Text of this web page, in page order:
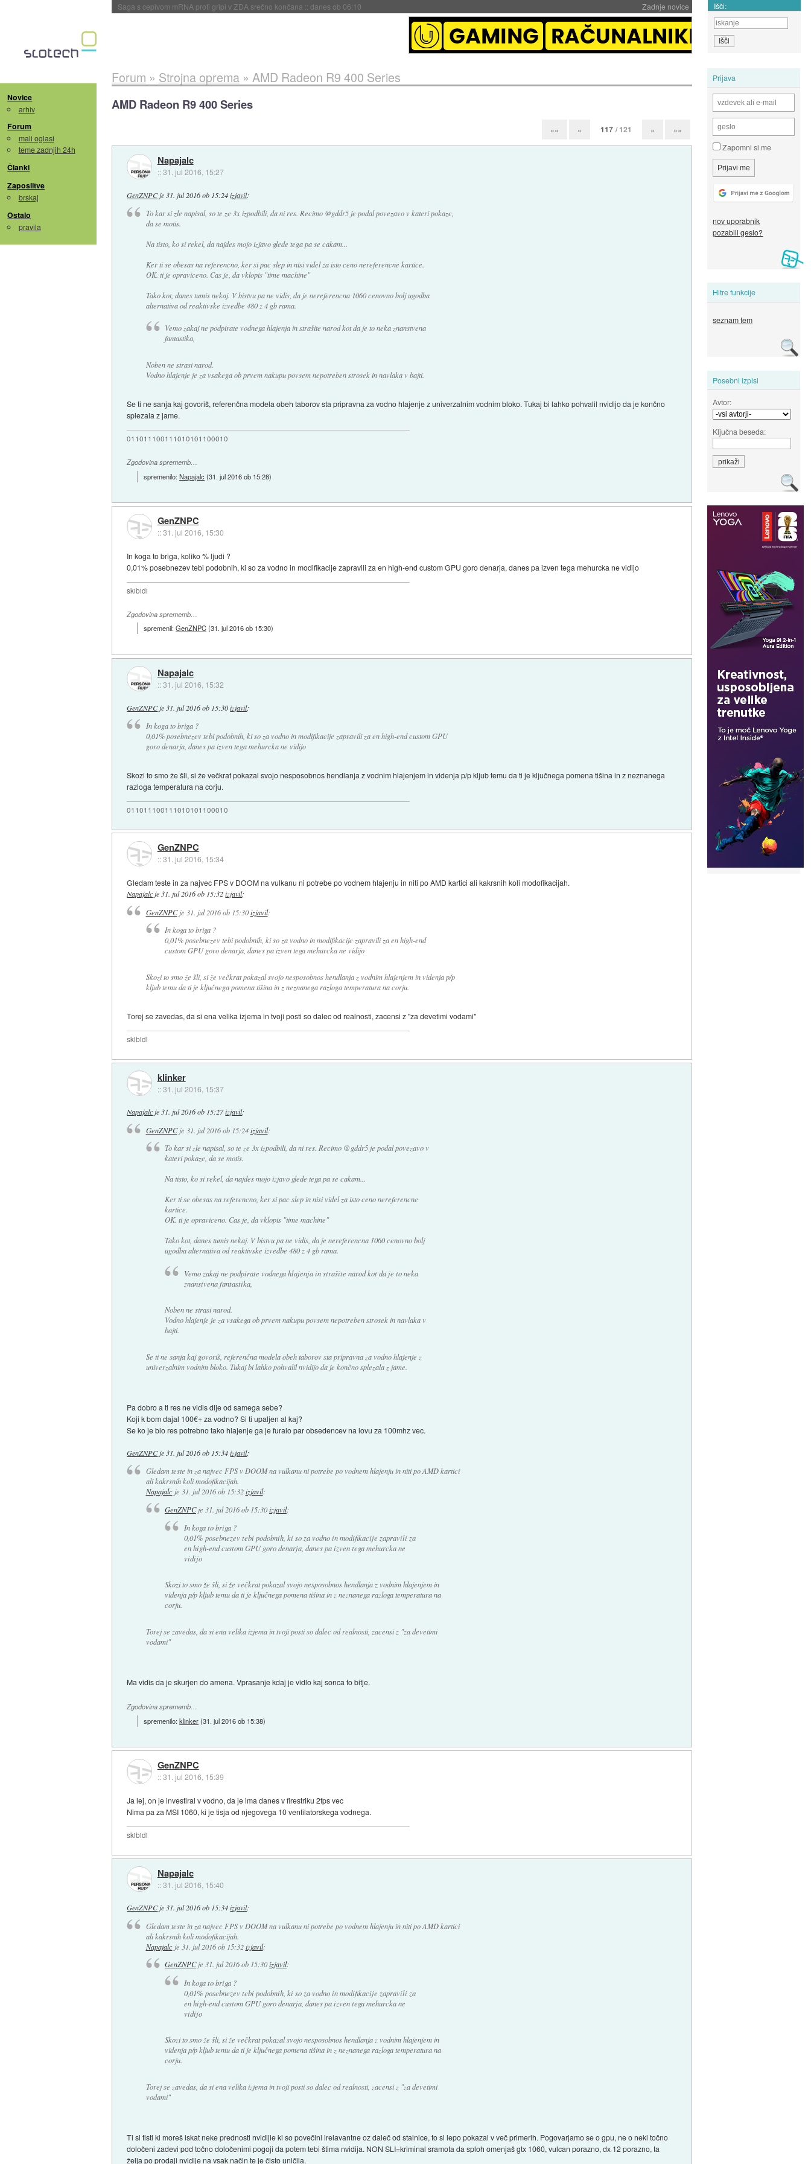
Zadnje novice
BMW v vozilih začel predvajati reklame::danes ob 06:09 Išči:
Novice
arhiv
Forum
mali oglasi
teme zadnjih 24h
Članki
Zaposlitve
brskaj
Ostalo
pravila
Prijava
Zapomni si me
nov uporabnik
pozabili geslo?
Hitre funkcije
seznam tem
Posebni izpisi
Avtor:
Ključna beseda:
Forum » Strojna oprema» AMD Radeon R9 400 Series
AMD Radeon R9 400 Series
«« « 117 / 121 » »»
Napajalc
::31. jul 2016, 15:27
GenZNPCje 31. jul 2016 ob 15:24 izjavil:
To kar si zle napisal, so te ze 3x izpodbili, da ni res. Recimo @gddr5 je podal povezavo v kateri pokaze,
da se motis.
Na tisto, ko si rekel, da najdes mojo izjavo glede tega pa se cakam...
Ker ti se obesas na referencno, ker si pac slep in nisi videl za isto ceno nereferencne kartice.
OK. ti je opraviceno. Cas je, da vklopis "time machine"
Tako kot, danes tumis nekaj. V bistvu pa ne vidis, da je nereferencna 1060 cenovno bolj ugodba
alternativa od reaktivske izvedbe 480 z 4 gb rama.
Vemo zakaj ne podpirate vodnega hlajenja in strašite narod kot da je to neka znanstvena
fantastika,
Noben ne strasi narod.
Vodno hlajenje je za vsakega ob prvem nakupu povsem nepotreben strosek in navlaka v bajti.
Se ti ne sanja kaj govoriš, referenčna modela obeh taborov sta pripravna za vodno hlajenje z univerzalnim vodnim bloko. Tukaj bi lahko pohvalil nvidijo da je končno
splezala z jame.
011011100111010101100010
Zgodovina sprememb…
spremenilo:Napajalc (31. jul 2016 ob 15:28)
GenZNPC
::31. jul 2016, 15:30
In koga to briga, koliko % ljudi ?
0,01% posebnezev tebi podobnih, ki so za vodno in modifikacije zapravili za en high-end custom GPU goro denarja, danes pa izven tega mehurcka ne vidijo
skibidi
Zgodovina sprememb…
spremenil:GenZNPC(31. jul 2016 ob 15:30)
Napajalc
::31. jul 2016, 15:32
GenZNPCje 31. jul 2016 ob 15:30 izjavil:
In koga to briga ?
0,01% posebnezev tebi podobnih, ki so za vodno in modifikacije zapravili za en high-end custom GPU
goro denarja, danes pa izven tega mehurcka ne vidijo
Skozi to smo že šli, si že večkrat pokazal svojo nesposobnos hendlanja z vodnim hlajenjem in videnja p/p kljub temu da ti je ključnega pomena tišina in z neznanega
razloga temperatura na corju.
011011100111010101100010
GenZNPC
::31. jul 2016, 15:34
Gledam teste in za najvec FPS v DOOM na vulkanu ni potrebe po vodnem hlajenju in niti po AMD kartici ali kakrsnih koli modofikacijah.
Napajalc je 31. jul 2016 ob 15:32 izjavil:
GenZNPCje 31. jul 2016 ob 15:30 izjavil:
In koga to briga ?
0,01% posebnezev tebi podobnih, ki so za vodno in modifikacije zapravili za en high-end
custom GPU goro denarja, danes pa izven tega mehurcka ne vidijo
Skozi to smo že šli, si že večkrat pokazal svojo nesposobnos hendlanja z vodnim hlajenjem in videnja p/p
kljub temu da ti je ključnega pomena tišina in z neznanega razloga temperatura na corju.
Torej se zavedas, da si ena velika izjema in tvoji posti so dalec od realnosti, zacensi z "za devetimi vodami"
skibidi
klinker
::31. jul 2016, 15:37
Napajalcje31. jul 2016 ob 15:27izjavil:
GenZNPCje 31. jul 2016 ob 15:24 izjavil:
To kar si zle napisal, so te ze 3x izpodbili, da ni res. Recimo @gddr5 je podal povezavo v
kateri pokaze, da se motis.
Na tisto, ko si rekel, da najdes mojo izjavo glede tega pa se cakam...
Ker ti se obesas na referencno, ker si pac slep in nisi videl za isto ceno nereferencne
kartice.
OK. ti je opraviceno. Cas je, da vklopis "time machine"
Tako kot, danes tumis nekaj. V bistvu pa ne vidis, da je nereferencna 1060 cenovno bolj
ugodba alternativa od reaktivske izvedbe 480 z 4 gb rama.
Vemo zakaj ne podpirate vodnega hlajenja in strašite narod kot da je to neka
znanstvena fantastika,
Noben ne strasi narod.
Vodno hlajenje je za vsakega ob prvem nakupu povsem nepotreben strosek in navlaka v
bajti.
Se ti ne sanja kaj govoriš, referenčna modela obeh taborov sta pripravna za vodno hlajenje z
univerzalnim vodnim bloko. Tukaj bi lahko pohvalil nvidijo da je končno splezala z jame.
Pa dobro a ti res ne vidis dlje od samega sebe?
Koji k bom dajal 100€+ za vodno? Si ti upaljen al kaj?
Se ko je blo res potrebno tako hlajenje ga je furalo par obsedencev na lovu za 100mhz vec.
GenZNPCje 31. jul 2016 ob 15:34 izjavil:
Gledam teste in za najvec FPS v DOOM na vulkanu ni potrebe po vodnem hlajenju in niti po AMD kartici
ali kakrsnih koli modofikacijah.
Napajalc je 31. jul 2016 ob 15:32 izjavil:
GenZNPCje 31. jul 2016 ob 15:30izjavil:
In koga to briga ?
0,01% posebnezev tebi podobnih, ki so za vodno in modifikacije zapravili za
en high-end custom GPU goro denarja, danes pa izven tega mehurcka ne
vidijo
Skozi to smo že šli, si že večkrat pokazal svojo nesposobnos hendlanja z vodnim hlajenjem in
videnja p/p kljub temu da ti je ključnega pomena tišina in z neznanega razloga temperatura na
corju.
Torej se zavedas, da si ena velika izjema in tvoji posti so dalec od realnosti, zacensi z "za devetimi
vodami"
Ma vidis da je skurjen do amena. Vprasanje kdaj je vidlo kaj sonca to bitje.
Zgodovina sprememb…
spremenilo:klinker(31. jul 2016 ob 15:38)
GenZNPC
::31. jul 2016, 15:39
Ja lej, on je investiral v vodno, da je ima danes v firestriku 2fps vec
Nima pa za MSI 1060, ki je tisja od njegovega 10 ventilatorskega vodnega.
skibidi
Napajalc
::31. jul 2016, 15:40
GenZNPCje31. jul 2016 ob 15:34 izjavil:
Gledam teste in za najvec FPS v DOOM na vulkanu ni potrebe po vodnem hlajenju in niti po AMD kartici
ali kakrsnih koli modofikacijah.
Napajalc je 31. jul 2016 ob 15:32 izjavil:
GenZNPCje 31. jul 2016 ob 15:30izjavil:
In koga to briga ?
0,01% posebnezev tebi podobnih, ki so za vodno in modifikacije zapravili za
en high-end custom GPU goro denarja, danes pa izven tega mehurcka ne
vidijo
Skozi to smo že šli, si že večkrat pokazal svojo nesposobnos hendlanja z vodnim hlajenjem in
videnja p/p kljub temu da ti je ključnega pomena tišina in z neznanega razloga temperatura na
corju.
Torej se zavedas, da si ena velika izjema in tvoji posti so dalec od realnosti, zacensi z "za devetimi
vodami"
Ti si tisti ki moreš iskat neke prednosti nvidijie ki so povečini irelavantne oz daleč od stalnice, to si lepo pokazal v več primerih. Pogovarjamo se o gpu, ne o neki točno
določeni zadevi pod točno določenimi pogoji da potem tebi štima nvidija. NON SLI=kriminal sramota da sploh omenjaš gtx 1060, vulcan porazno, dx 12 porazno, ta
želja po prodaji nvidije na vsak način te je čisto uničila.